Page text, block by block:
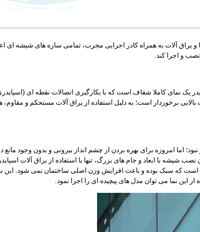
یراق آلات به همراه کادر اجرایی مجرب، تمامی سازه های شیشه ای
و اجرا کند.
نمای کاملا شفاف است که با بکارگیری اتصالات نقطه ای
برخوردار است؛ به دلیل استفاده از یراق آلات مستحکم و مقاوم،
اما امروزه برای بهره بردن از چشم انداز بیرونی و بدون وجود مانع
با ابعاد و جام های بزرگ، تنها با استفاده از یراق آلات
است که سبک بوده و باعث افزایش وزن اصلی ساختمان نمی شود. این
این نما می توان مدل های پیچیده ای را اجرا نمود.